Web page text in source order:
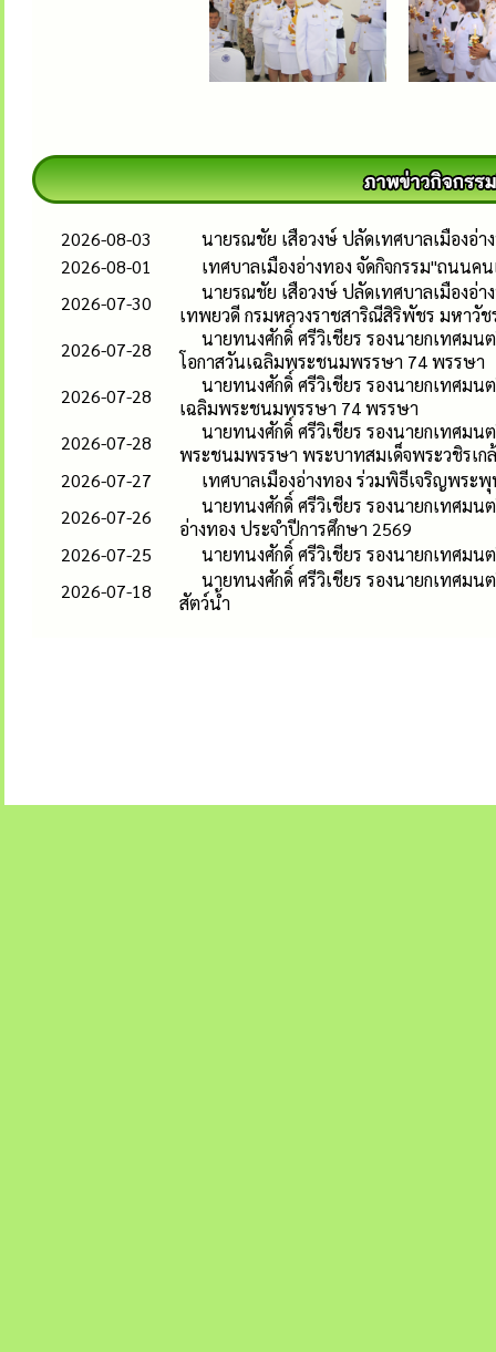
2026-08-03
นายรณชัย เสือวงษ์ ปลัดเทศบาลเมืองอ่า
2026-08-01
เทศบาลเมืองอ่างทอง จัดกิจกรรม"ถนนค
2026-07-30
นายรณชัย เสือวงษ์ ปลัดเทศบาลเมืองอ่
เทพยวดี กรมหลวงราชสาริณีสิริพัชร มหาวัช
2026-07-28
นายทนงศักดิ์ ศรีวิเชียร รองนายกเทศม
โอกาสวันเฉลิมพระชนมพรรษา 74 พรรษา
2026-07-28
นายทนงศักดิ์ ศรีวิเชียร รองนายกเทศมน
เฉลิมพระชนมพรรษา 74 พรรษา
2026-07-28
นายทนงศักดิ์ ศรีวิเชียร รองนายกเทศม
พระชนมพรรษา พระบาทสมเด็จพระวชิรเก
2026-07-27
เทศบาลเมืองอ่างทอง ร่วมพิธีเจริญพระ
2026-07-26
นายทนงศักดิ์ ศรีวิเชียร รองนายกเทศม
อ่างทอง ประจำปีการศึกษา 2569
2026-07-25
นายทนงศักดิ์ ศรีวิเชียร รองนายกเทศม
2026-07-18
นายทนงศักดิ์ ศรีวิเชียร รองนายกเทศม
สัตว์น้ำ